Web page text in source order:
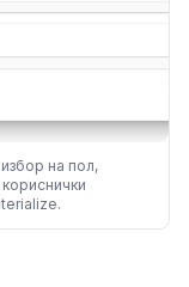
на пол,
кориснички